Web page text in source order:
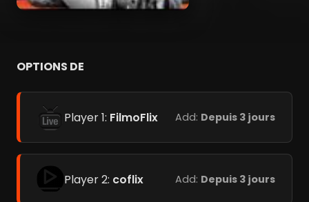
OPTIONS DE
Player 1: FilmoFlix Add: Depuis 3 jours
Player 2: coflix Add: Depuis 3 jours